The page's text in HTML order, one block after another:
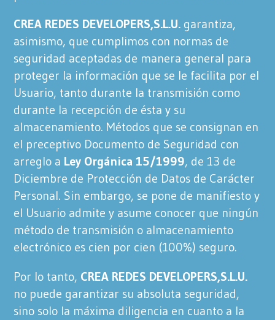
CREA REDES DEVELOPERS,S.L.U. garantiza,
asimismo, que cumplimos con normas de
seguridad aceptadas de manera general para
proteger la información que se le facilita por el
Usuario, tanto durante la transmisión como
durante la recepción de ésta y su
almacenamiento. Métodos que se consignan en
el preceptivo Documento de Seguridad con
arreglo a Ley Orgánica 15/1999, de 13 de
Diciembre de Protección de Datos de Carácter
Personal. Sin embargo, se pone de manifiesto y
el Usuario admite y asume conocer que ningún
método de transmisión o almacenamiento
electrónico es cien por cien (100%) seguro.
Por lo tanto, CREA REDES DEVELOPERS,S.L.U.
no puede garantizar su absoluta seguridad,
sino solo la máxima diligencia en cuanto a la